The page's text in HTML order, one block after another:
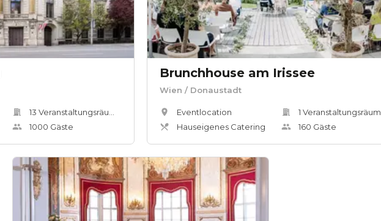
13 Veranstaltungsräum
1000 Gäste
Brunchhouse am Irissee
Wien / Donaustadt
Eventlocation
Hauseigenes Catering
1 Veranstaltungsräum
160 Gäste